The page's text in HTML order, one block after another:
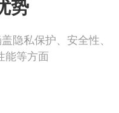
势
隐私保护、安全性、
能等方面